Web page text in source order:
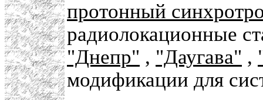
протонный
радиолокационные
"Днепр" , "Даугава" ,
модификации для